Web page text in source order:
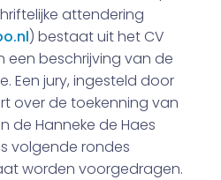
attendering
) bestaat uit het CV
beschrijving van de
Een jury, ingesteld door
over de toekenning van
de Hanneke de Haes
volgende rondes
worden voorgedragen.